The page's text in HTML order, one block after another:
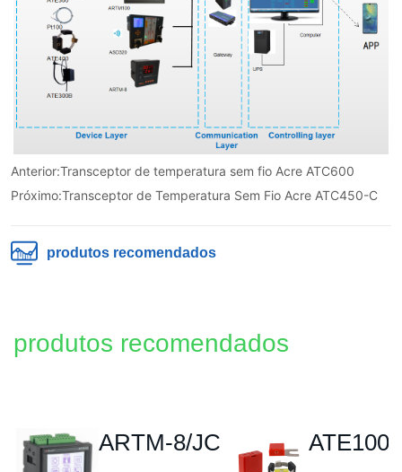
Anterior:Transceptor de temperatura sem fio Acre ATC600
Próximo:Transceptor de Temperatura Sem Fio Acre ATC450-C
produtos recomendados